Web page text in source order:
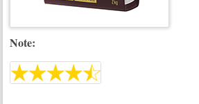
Note: